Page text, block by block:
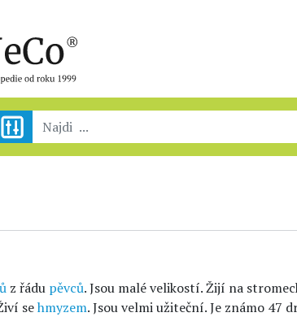
z řádu pěvců. Jsou malé velikostí. Žijí na
sehmyzem. Jsou velmi užiteční. Je známo 47